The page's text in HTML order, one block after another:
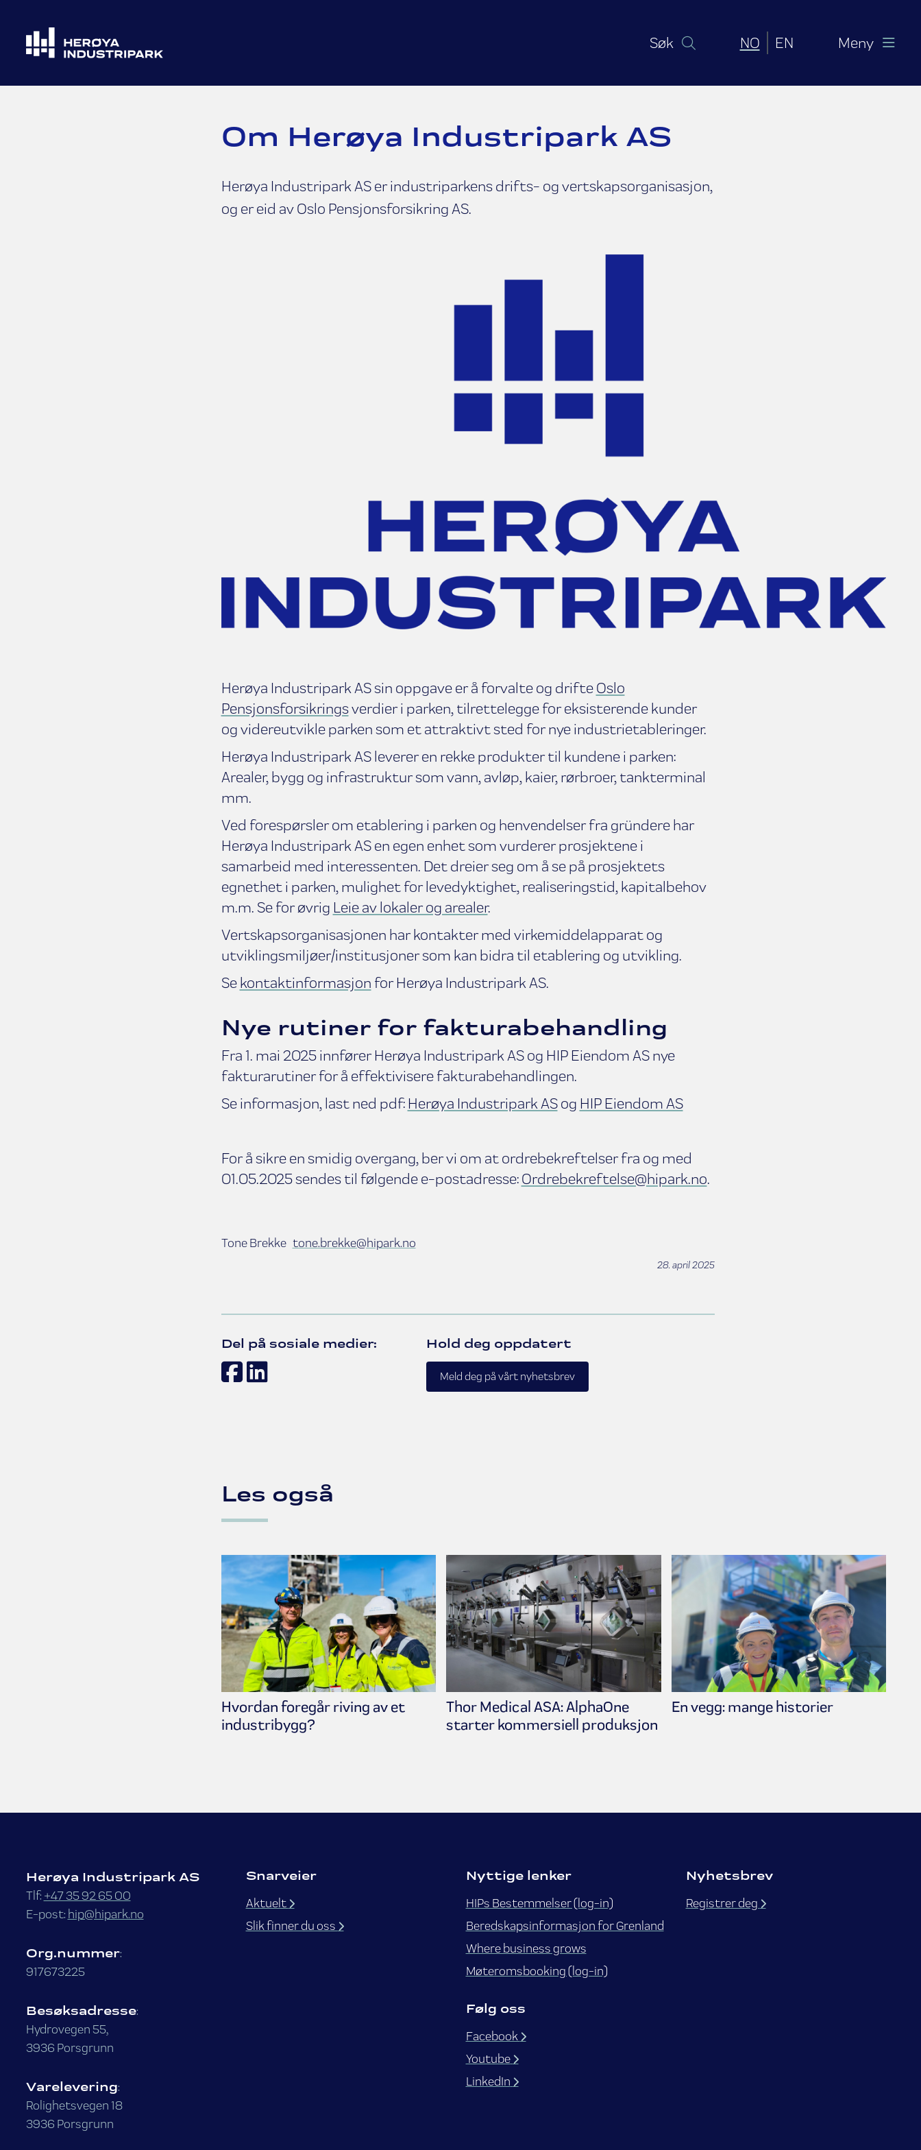
Søk NONorsk bokmål
ENEnglish (United
Meny
Om Herøya Industripark AS
Herøya Industripark AS er industriparkens drifts- og vertskapsorganisasjon,
og er eid av Oslo Pensjonsforsikring AS.
Herøya Industripark AS sin oppgave er å forvalte og drifteOslo
Pensjonsforsikringsverdier i parken, tilrettelegge for eksisterende kunder
og videreutvikle parken som et attraktivt sted for nye industrietableringer.
Herøya Industripark AS leverer en rekke produkter til kundene i parken:
Arealer, bygg og infrastruktur som vann, avløp, kaier, rørbroer, tankterminal
mm.
Ved forespørsler om etablering i parken og henvendelser fra gründere har
Herøya Industripark AS en egen enhet som vurderer prosjektene i
samarbeid med interessenten. Det dreier seg om å se på prosjektets
egnethet i parken, mulighet for levedyktighet, realiseringstid, kapitalbehov
m.m. Se for øvrig Leie av lokaler og arealer.
Vertskapsorganisasjonen har kontakter med virkemiddelapparat og
utviklingsmiljøer/institusjoner som kan bidra til etablering og utvikling.
Sekontaktinformasjon for Herøya Industripark AS.
Nye rutiner for fakturabehandling
Fra 1. mai 2025 innfører Herøya Industripark AS og HIP Eiendom AS nye
fakturarutiner for å effektivisere fakturabehandlingen.
Se informasjon, last ned pdf: Herøya Industripark ASog HIP Eiendom AS
For å sikre en smidig overgang, ber vi om at ordrebekreftelser fra og med
01.05.2025 sendes til følgende e-postadresse:Ordrebekreftelse@hipark.no.
Tone Brekke tone.brekke@hipark.no
28. april 2025
Del på sosiale medier:
Facebook
LinkedIn
Hold deg oppdatert
Meld deg på vårt nyhetsbrev
Les også
Hvordan foregår riving av et
industribygg?
Thor Medical ASA: AlphaOne
starter kommersiell produksjon
En vegg: mange historier
Herøya Industripark AS
Tlf: +47 35 92 65 00
E-post: hip@hipark.no
Org.nummer:
917673225
Besøksadresse:
Hydrovegen 55,
3936 Porsgrunn
Varelevering:
Rolighetsvegen 18
3936 Porsgrunn
Snarveier
Aktuelt
Slik finner du oss
Nyttige lenker
HIPs Bestemmelser (log-in)
Beredskapsinformasjon for Grenland
Where business grows
Møteromsbooking (log-in)
Følg oss
Facebook
Youtube
LinkedIn
Nyhetsbrev
Registrer deg